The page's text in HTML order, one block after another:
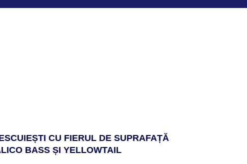
CU FIERUL DE SUPRAFAȚĂ
BASS ȘI YELLOWTAIL